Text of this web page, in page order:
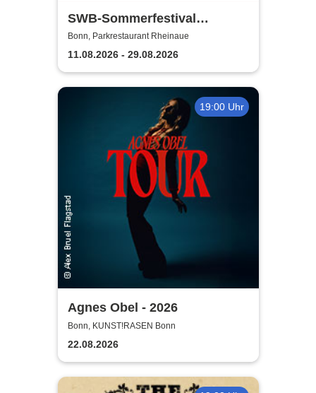
SWB-Sommerfestival
Rheinaue
Bonn, Parkrestaurant Rheinaue
11.08.2026 - 29.08.2026
19:00 Uhr
Agnes Obel - 2026
Bonn, KUNST!RASEN Bonn
22.08.2026